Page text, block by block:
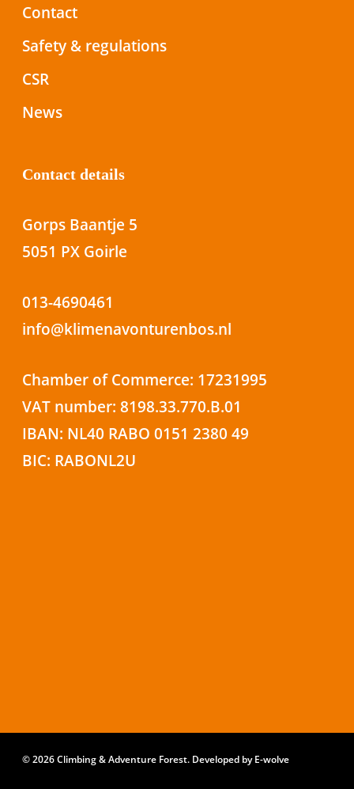
Contact
Safety & regulations
CSR
News
Contact details
Gorps Baantje 5
5051 PX Goirle
013-4690461
info@klimenavonturenbos.nl
Chamber of Commerce: 17231995
VAT number: 8198.33.770.B.01
IBAN: NL40 RABO 0151 2380 49
BIC: RABONL2U
© 2026 Climbing & Adventure Forest. Developed byE-wolve